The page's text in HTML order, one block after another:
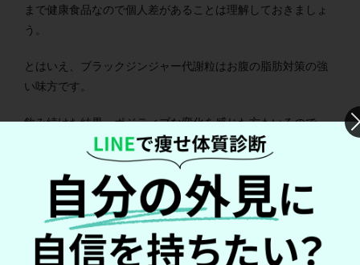
まで健康食品なので個人差があることは理解しておきましょ
う。
とはいえ、ブラックジンジャー代謝粒はお腹の脂肪対策の強
い味方です。
飲み続けた結果、ポジティブな変化を感じた方もいるので、
気になっている方は試してみてはいかがでしょうか？
体に合わなかったとしても、定期の初回価格が980円なので金
銭的ダメージはほとんどなく、いつでも解約可能
です。
格安で"スッキリボディ"に挑戦したい方はぜひ検討してみてく
ださい。